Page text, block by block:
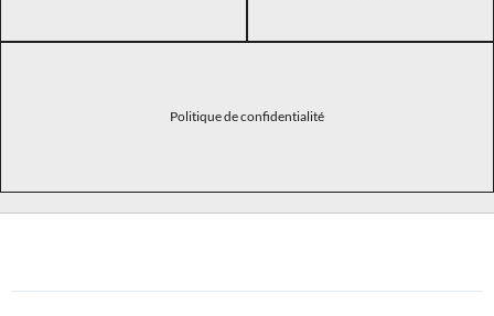
Politique de confidentialité